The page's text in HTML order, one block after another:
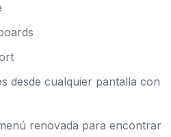
desde cualquier pantalla con
renovada para encontrar